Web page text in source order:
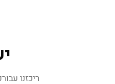
ריכזנו